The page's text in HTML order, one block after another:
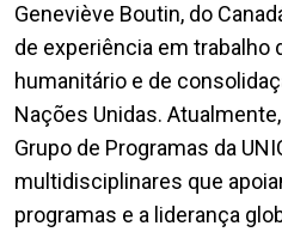
Geneviève Boutin, do
de experiência em trabalho
humanitário e de
Nações Unidas.
Grupo de Programas da
multidisciplinares que
programas e a liderança